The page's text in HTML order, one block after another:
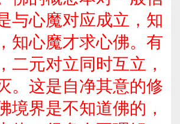
与心魔对应成立，知
知心魔才求心佛。有
二元对立同时互立，
。这是自净其意的修
境界是不知道佛的，